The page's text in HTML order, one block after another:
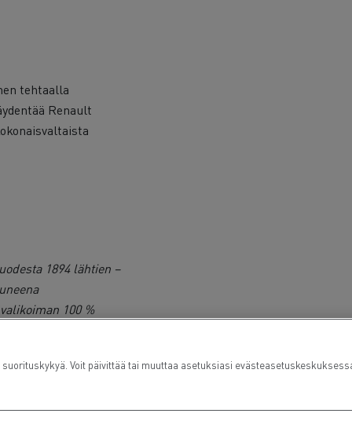
tehtaalla
Renault
1894 lähtien –
100 %
Voit päivittää tai muuttaa asetuksiasi